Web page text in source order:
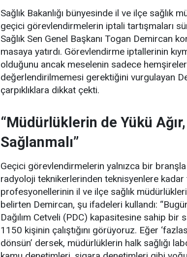
Sağlık Bakanlığı bünyesinde il ve ilçe sağlık
geçici görevlendirmelerin iptali tartışmaları
Sağlık Sen Genel Başkanı Togan Demircan
masaya yatırdı. Görevlendirme iptallerinin
olduğunu ancak meselenin sadece
değerlendirilmemesi gerektiğini vurgulayan
çarpıklıklara dikkat çekti.
“Müdürlüklerin de Yükü
Sağlanmalı”
Geçici görevlendirmelerin yalnızca bir branşla
radyoloji teknikerlerinden teknisyenlere kadar
profesyonellerinin il ve ilçe sağlık
belirten Demircan, şu ifadeleri kullandı:
Dağılım Cetveli (PDC) kapasitesine sahip bir
1150 kişinin çalıştığını görüyoruz. Eğer
dönsün’ dersek, müdürlüklerin halk sağlığı